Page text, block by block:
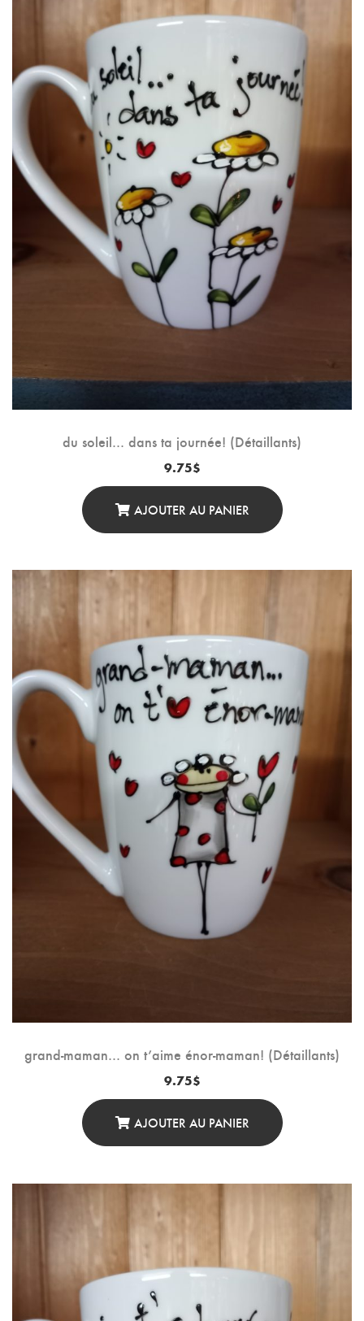
du soleil… dans ta journée! (Détaillants)
9.75$
AJOUTER AU PANIER
grand-maman… on t’aime énor-maman! (Détaillants)
9.75$
AJOUTER AU PANIER